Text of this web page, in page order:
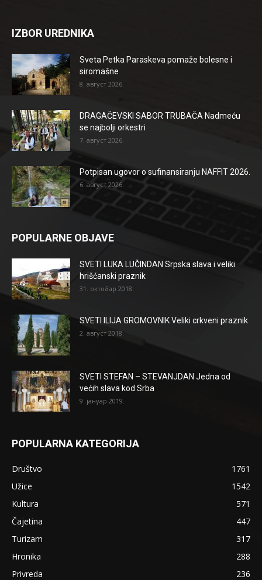
IZBOR UREDNIKA
Sveta Petka Paraskeva pomaže bolesne i
siromašne
8. август 2026.
DRAGAČEVSKI SABOR TRUBAČA Nadmeću
se najbolji orkestri
7. август 2026.
Potpisan ugovor o sufinansiranju NAFFIT 2026.
6. август 2026.
POPULARNE OBJAVE
SVETI LUKA LUČINDAN Srpska slava i veliki
hrišćanski praznik
31. октобар 2018.
SVETI ILIJA GROMOVNIK Veliki crkveni praznik
2. август 2018.
SVETI STEFAN – STEVANJDAN Jedna od
većih slava kod Srba
9. јануар 2019.
POPULARNA KATEGORIJA
Društvo
1761
Užice
1542
Kultura
571
Čajetina
447
Turizam
317
Hronika
288
Privreda
236